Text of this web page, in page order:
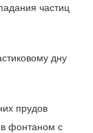
частиц
дну
прудов
фонтаном с